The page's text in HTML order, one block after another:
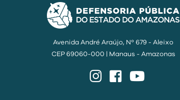
Avenida André Araújo, Nº 679 - Aleixo
CEP 69060-000 | Manaus - Amazonas
InstagramFacebook